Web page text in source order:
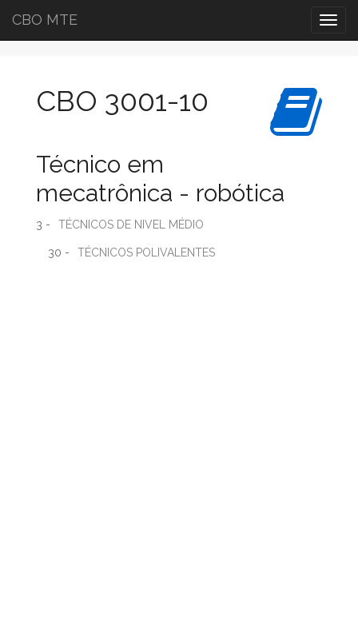
CBO MTE
CBO 3001-10
Técnico em
mecatrônica - robótica
3 - TÉCNICOS DE NIVEL MÉDIO
30 - TÉCNICOS POLIVALENTES